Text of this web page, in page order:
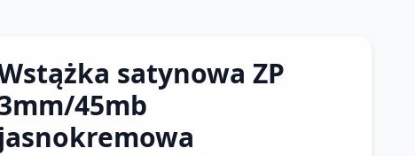
satynowa ZP
45mb
jasnokremowa